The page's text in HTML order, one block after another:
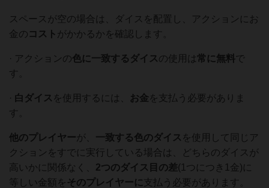
スペースが空の場合は、ダイスを配置し、アクションにお
金の コスト がかかるかを確認します。
· アクションの色に一致するダイスの使用は 常に無料で
す。
· 白ダイス を使用するには、 お金を支払う必要がありま
す。
他のプレイヤーが、 一致する色のダイス を使用して同じア
クションをすでに実行している場合は、どちらのダイスが
高いかに関係なく、 2つのダイス目の差(1つにつき1金)に
等しい金額を そのプレイヤーに 支払う必要があります。